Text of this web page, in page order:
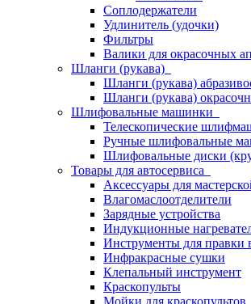
Соплодержатели
Удлинитель (удочки)
Фильтры
Валики для окрасочных
Шланги (рукава)
Шланги (рукава)
Шланги (рукава)
Шлифовальные машинки
Телескопические
Ручные шлифовальные
Шлифовальные диски
Товары для автосервиса
Аксессуары для
Влагомаслоотделители
Зарядные устройства
Индукционные
Инструменты для правки
Инфракрасные сушки
Клепальный инструмент
Краскопульты
Мойки для краскопультов